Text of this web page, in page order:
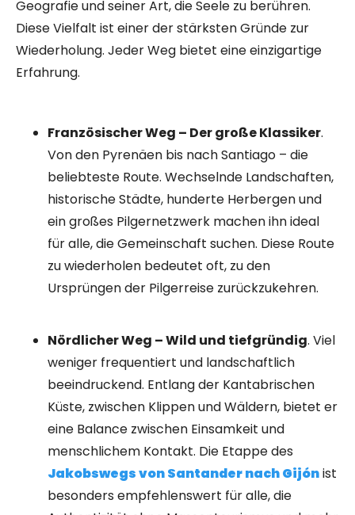
Geografie und seiner Art, die Seele zu berühren.
Diese Vielfalt ist einer der stärksten Gründe zur
Wiederholung. Jeder Weg bietet eine einzigartige
Erfahrung.
Französischer Weg – Der große Klassiker.
Von den Pyrenäen bis nach Santiago – die
beliebteste Route. Wechselnde Landschaften,
historische Städte, hunderte Herbergen und
ein großes Pilgernetzwerk machen ihn ideal
für alle, die Gemeinschaft suchen. Diese Route
zu wiederholen bedeutet oft, zu den
Ursprüngen der Pilgerreise zurückzukehren.
Nördlicher Weg – Wild und tiefgründig. Viel
weniger frequentiert und landschaftlich
beeindruckend. Entlang der Kantabrischen
Küste, zwischen Klippen und Wäldern, bietet er
eine Balance zwischen Einsamkeit und
menschlichem Kontakt. Die Etappe des
Jakobswegs von Santander nach Gijónist
besonders empfehlenswert für alle, die